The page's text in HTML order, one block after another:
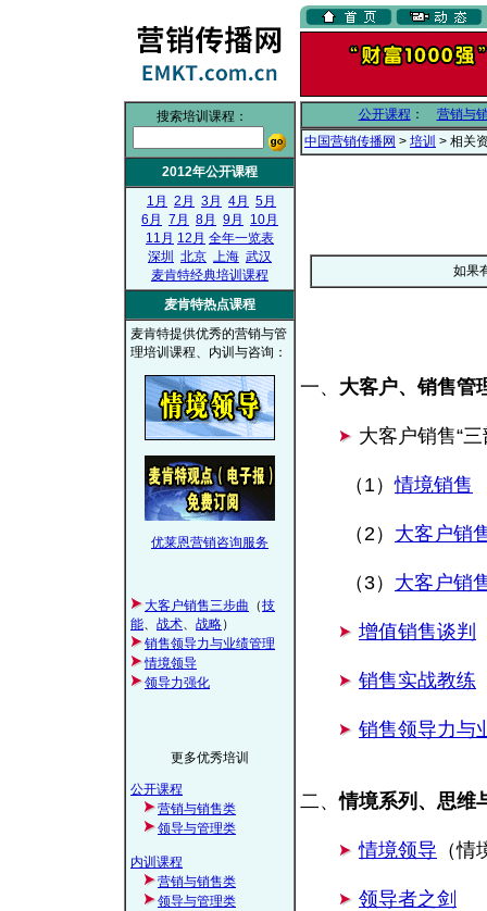
搜索培训课程：
2012年公开课程
1月
2月 3月 4月
5月
6月
7月 8月 9月
10月
11月 12月 全年一览表
深圳
北京 上海 武汉
麦肯特经典培训课程
麦肯特热点课程
麦肯特提供优秀的营销与管
理培训课程、内训与咨询：
优莱恩营销咨询服务
大客户销售三步曲 （技
能、 战术、 战略）
销售领导力与业绩管理
情境领导
领导力强化
更多优秀培训
公开课程
营销与销售类
领导与管理类
内训课程
营销与销售类
领导与管理类
公开课程 ： 营销与
中国营销传播网 > 培训 > 相关
如果
一、 大客户、销售管
大客户销售“三
（1）情境销售
（2） 大客户销
（3） 大客户销
增值销售谈判
销售实战教练
销售领导力与
二、情境系列、思维
情境领导 （
领导者之剑